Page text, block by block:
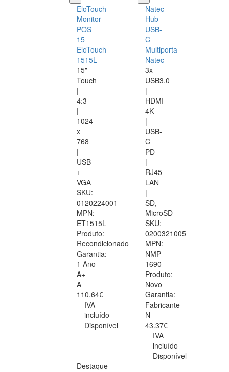
EloTouch
Monitor
POS
15
EloTouch
1515L
15"
Touch
|
4:3
|
1024
x
768
|
USB
+
VGA
SKU:
0120224001
MPN:
ET1515L
Produto:
Recondicionado
Garantia:
1 Ano
A+
A
110.64€
IVA
incluído
Disponível
Natec
Hub
USB-
C
Multiporta
Natec
3x
USB3.0
|
HDMI
4K
|
USB-
C
PD
|
RJ45
LAN
|
SD,
MicroSD
SKU:
0200321005
MPN:
NMP-
1690
Produto:
Novo
Garantia:
Fabricante
N
43.37€
IVA
incluído
Disponível
Destaque